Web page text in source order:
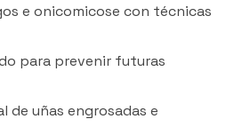
e onicomicose con técnicas
para prevenir futuras
de uñas engrosadas e